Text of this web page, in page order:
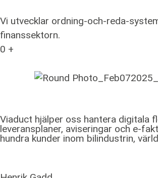
Vi utvecklar ordning-och-reda-
finanssektorn.
0 +
Viaduct hjälper oss hantera digitala
leveransplaner, aviseringar och e-
hundra kunder inom bilindustrin,